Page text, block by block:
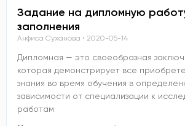
Задание на дипломную
заполнения
Анфиса Суханова 2020-05-14
Дипломная — это своеобразная
которая демонстрирует все
знания во время обучения в
зависимости от специализации к
работам